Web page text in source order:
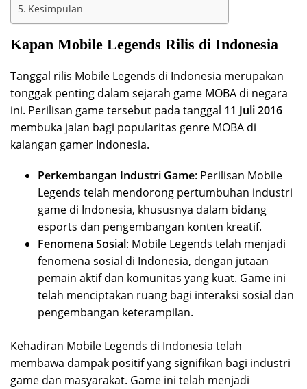
Kesimpulan
Kapan Mobile Legends Rilis di Indonesia
Tanggal rilis Mobile Legends di Indonesia merupakan
tonggak penting dalam sejarah game MOBA di negara
ini. Perilisan game tersebut pada tanggal 11 Juli 2016
membuka jalan bagi popularitas genre MOBA di
kalangan gamer Indonesia.
Perkembangan Industri Game: Perilisan Mobile
Legends telah mendorong pertumbuhan industri
game di Indonesia, khususnya dalam bidang
esports dan pengembangan konten kreatif.
Fenomena Sosial: Mobile Legends telah menjadi
fenomena sosial di Indonesia, dengan jutaan
pemain aktif dan komunitas yang kuat. Game ini
telah menciptakan ruang bagi interaksi sosial dan
pengembangan keterampilan.
Kehadiran Mobile Legends di Indonesia telah
membawa dampak positif yang signifikan bagi industri
game dan masyarakat. Game ini telah menjadi